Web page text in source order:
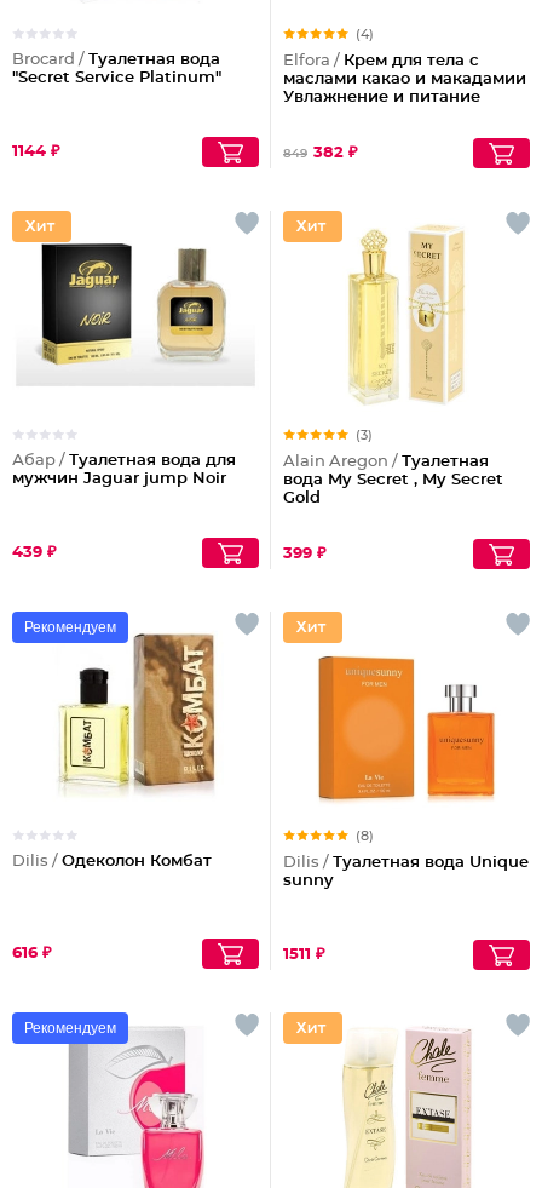
Brocard / Туалетная вода
"Secret Service Platinum"
1144 ₽
(4)
Elfora / Крем для тела с
маслами какао и макадамии
Увлажнение и питание
849 382 ₽
Абар / Туалетная вода для
мужчин Jaguar jump Noir
439 ₽
(3)
Alain Aregon / Туалетная
вода My Secret , My Secret
Gold
399 ₽
Рекомендуем
Dilis / Одеколон Комбат
616 ₽
(8)
Dilis / Туалетная вода Unique
sunny
1511 ₽
Рекомендуем